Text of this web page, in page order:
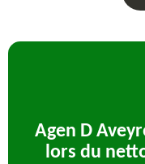
Agen D
lors du